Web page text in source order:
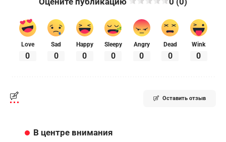
Love
0
Sad
0
Happy
0
Sleepy
0
Angry
0
Dead
0
Wink
0
Оставить отзыв
В центре внимания